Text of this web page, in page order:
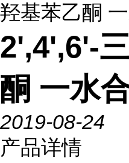
羟基苯乙酮
2',4',6'-
酮 一水
2019-08-24
产品详情